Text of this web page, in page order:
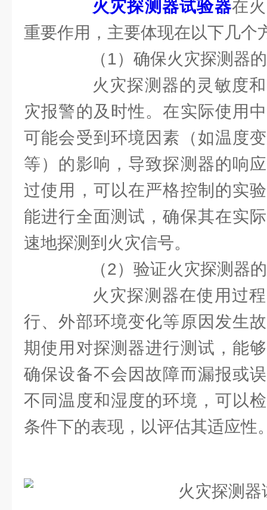
火灾探测器试验器在
重要作用，主要体现在以下几个
（1）确保火灾探测器的
火灾探测器的灵敏度和
灾报警的及时性。在实际使用
可能会受到环境因素（如温度
等）的影响，导致探测器的响
过使用，可以在严格控制的实
能进行全面测试，确保其在实
速地探测到火灾信号。
（2）验证火灾探测器的
火灾探测器在使用过程
行、外部环境变化等原因发生
期使用对探测器进行测试，能
确保设备不会因故障而漏报或
不同温度和湿度的环境，可以
条件下的表现，以评估其适应性